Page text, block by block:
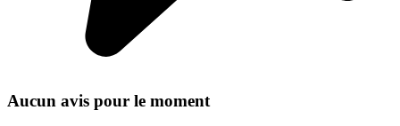
Aucun avis pour le moment